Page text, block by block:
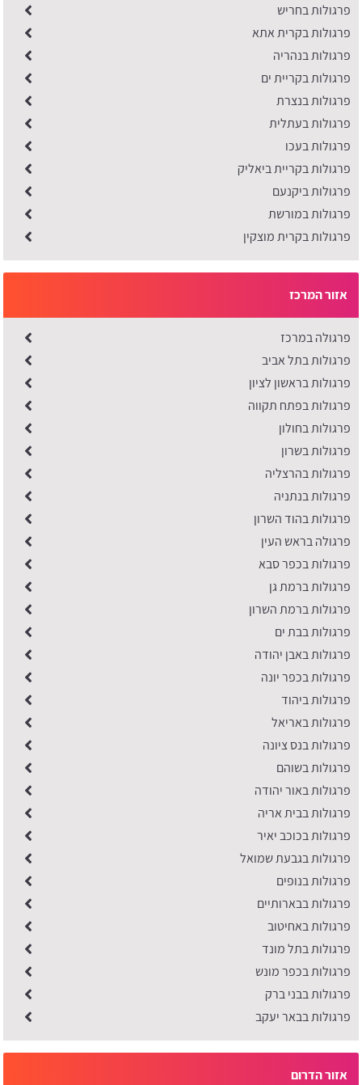
פרגולות בחריש
פרגולות בקרית אתא
פרגולות בנהריה
פרגולות בקריית ים
פרגולות בנצרת
פרגולות בעתלית
פרגולות בעכו
פרגולות בקריית ביאליק
פרגולות ביקנעם
פרגולות במורשת
פרגולות בקרית מוצקין
אזור המרכז
פרגולה במרכז
פרגולות בתל אביב
פרגולות בראשון לציון
פרגולות בפתח תקווה
פרגולות בחולון
פרגולות בשרון
פרגולות בהרצליה
פרגולות בנתניה
​פרגולות בהוד השרון
פרגולה בראש העין
פרגולות בכפר סבא
פרגולות ברמת גן
פרגולות ברמת השרון
פרגולות בבת ים
פרגולות באבן יהודה
פרגולות בכפר יונה
פרגולות ביהוד
פרגולות באריאל
פרגולות בנס ציונה
פרגולות בשוהם
פרגולות באור יהודה
פרגולות בבית אריה
פרגולות בכוכב יאיר
פרגולות בגבעת שמואל
פרגולות בנופים
פרגולות בבארותיים
פרגולות באחיטוב
פרגולות בתל מונד
פרגולות בכפר מונש
פרגולות בבני ברק
פרגולות בבאר יעקב
אזור הדרום